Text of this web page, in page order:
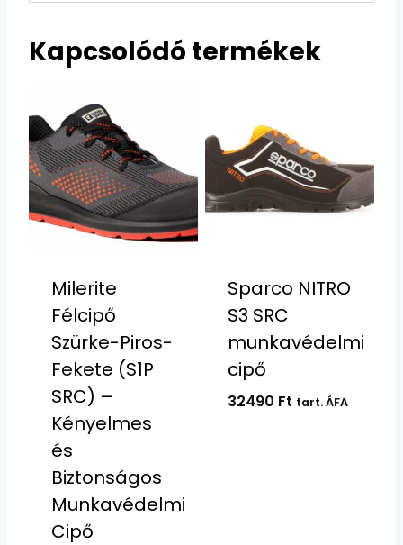
Kapcsolódó termékek
Milerite
Félcipő
Szürke-Piros-
Fekete (S1P
SRC) –
Kényelmes
és
Biztonságos
Munkavédelmi
Cipő
Sparco NITRO
S3 SRC
munkavédelmi
cipő
32490 Ft tart. ÁFA